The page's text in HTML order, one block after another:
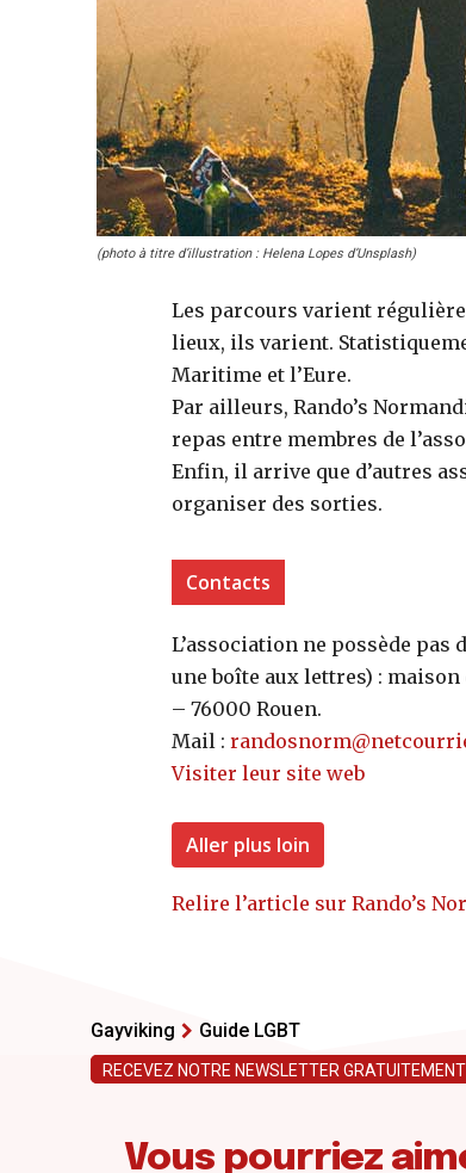
(photo à titre d’illustration : Helena Lopes d’Unsplash)
Les parcours varient
lieux, ils varient.
Maritime et l’Eure.
Par ailleurs, Rando’s
repas entre membres de
Enfin, il arrive que d’autres
organiser des sorties.
Contacts
L’association ne possède
une boîte aux lettres) : maison
– 76000 Rouen.
Mail :
Visiter leur site web
Aller plus loin
Relire l’article sur Rando’s
Gayviking Guide LGBT
RECEVEZ NOTRE NEWSLETTER GRATUITEMENT
Vous pourriez